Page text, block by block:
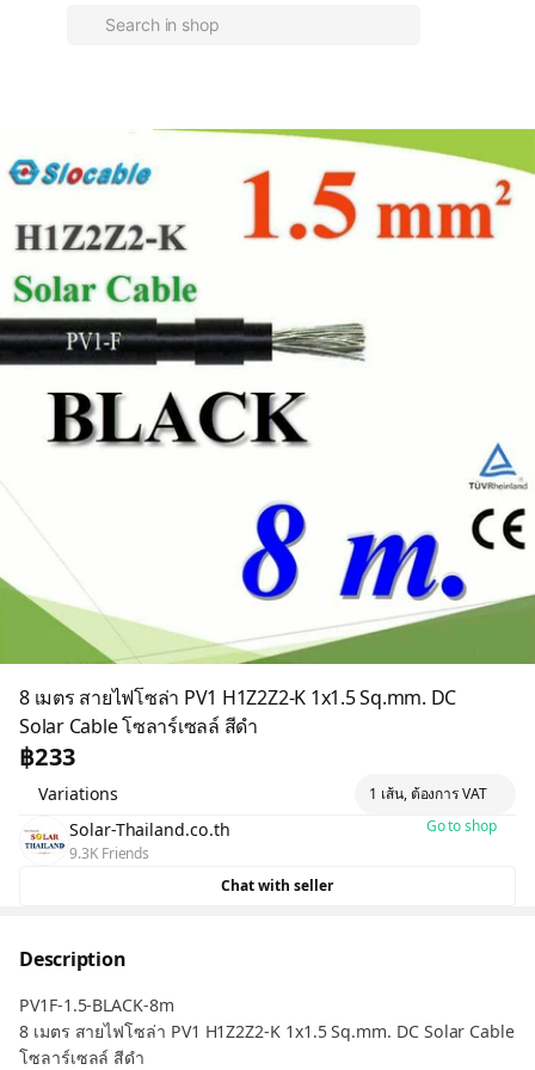
8 เมตร สายไฟโซล่า PV1 H1Z2Z2-K 1x1.5 Sq.mm. DC
Solar Cable โซลาร์เซลล์ สีดำ
฿233
Variations 1 เส้น, ต้องการ VAT
Solar-Thailand.co.th
9.3K Friends
Go to shop
Chat with seller
Description
PV1F-1.5-BLACK-8m
8 เมตร สายไฟโซล่า PV1 H1Z2Z2-K 1x1.5 Sq.mm. DC Solar Cable
โซลาร์เซลล์ สีดำ